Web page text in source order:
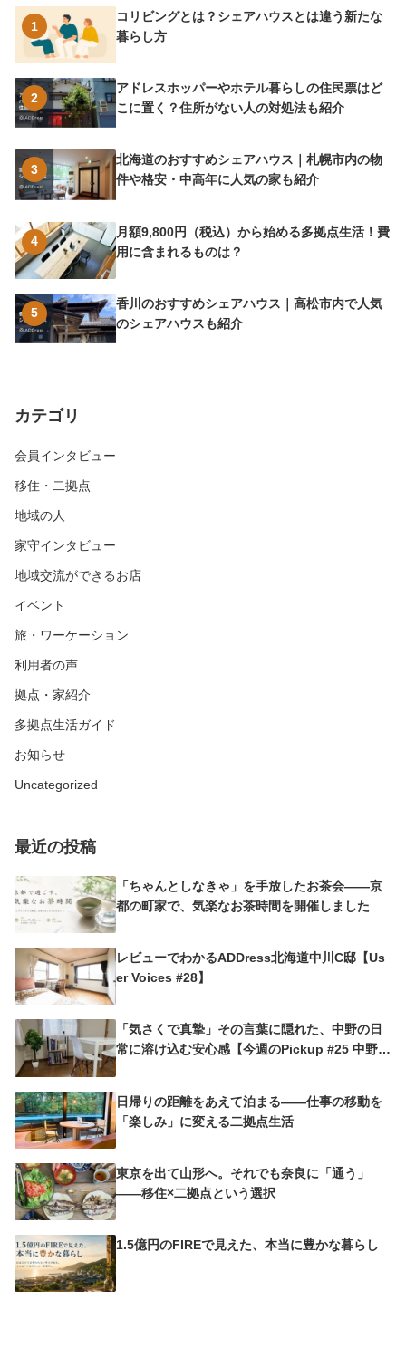
1
コリビングとは？シェアハウスとは違う新たな
暮らし方
2
アドレスホッパーやホテル暮らしの住民票はど
こに置く？住所がない人の対処法も紹介
3
北海道のおすすめシェアハウス｜札幌市内の物
件や格安・中高年に人気の家も紹介
4
月額9,800円（税込）から始める多拠点生活！費
用に含まれるものは？
5
香川のおすすめシェアハウス｜高松市内で人気
のシェアハウスも紹介
カテゴリ
会員インタビュー
移住・二拠点
地域の人
家守インタビュー
地域交流ができるお店
イベント
旅・ワーケーション
利用者の声
拠点・家紹介
多拠点生活ガイド
お知らせ
Uncategorized
最近の投稿
「ちゃんとしなきゃ」を手放したお茶会——京
都の町家で、気楽なお茶時間を開催しました
レビューでわかるADDress北海道中川C邸【Us
er Voices #28】
「気さくで真摯」その言葉に隠れた、中野の日
常に溶け込む安心感【今週のPickup #25 中野沼
日帰りの距離をあえて泊まる——仕事の移動を
「楽しみ」に変える二拠点生活
東京を出て山形へ。それでも奈良に「通う」
——移住×二拠点という選択
1.5億円のFIREで見えた、本当に豊かな暮らし